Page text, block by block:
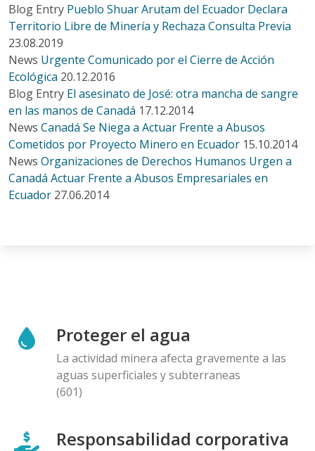
Blog Entry Pueblo Shuar Arutam del Ecuador Declara
Territorio Libre de Minería y Rechaza Consulta Previa
23.08.2019
News Urgente Comunicado por el Cierre de Acción
Ecológica 20.12.2016
Blog Entry El asesinato de José: otra mancha de sangre
en las manos de Canadá 17.12.2014
News Canadá Se Niega a Actuar Frente a Abusos
Cometidos por Proyecto Minero en Ecuador 15.10.2014
News Organizaciones de Derechos Humanos Urgen a
Canadá Actuar Frente a Abusos Empresariales en
Ecuador 27.06.2014
Proteger el agua
La actividad minera afecta gravemente a las
aguas superficiales y subterraneas
(601)
Responsabilidad corporativa